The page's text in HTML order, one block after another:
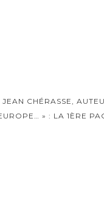
CHÉRASSE,
» : LA 1ÈRE